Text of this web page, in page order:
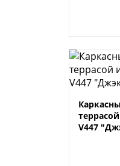
V447